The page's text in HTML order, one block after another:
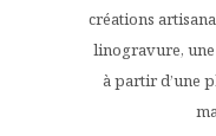
créations
linogravure,
à partir d’une